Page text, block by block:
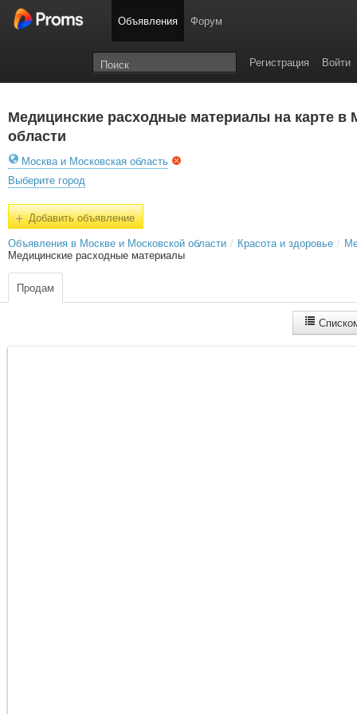
Объявления Форум
Войти
Регистрация
Медицинские расходные материалы на карте в
области
Москва и Московская область
Выберите город
+Добавить объявление
Объявления в Москве и Московской области / Красота и здоровье /
Медицинские расходные материалы
Продам